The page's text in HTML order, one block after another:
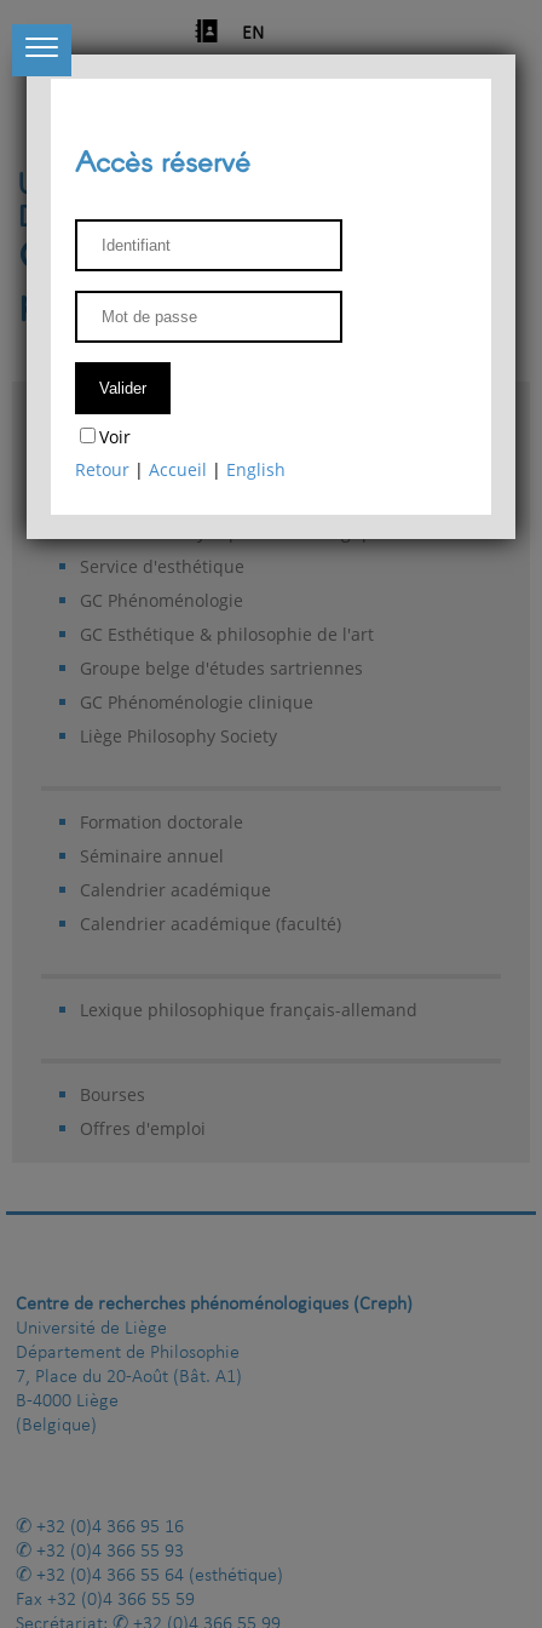
EN
Université de Liège
Département de philosophie
Centre de recherches
phénoménologiques
Accès & plans
Bibliothèque du Département de philosophie
Service d'esthétique
GC Phénoménologie
GC Esthétique & philosophie de l'art
Groupe belge d'études sartriennes
GC Phénoménologie clinique
Liège Philosophy Society
Formation doctorale
Séminaire annuel
Calendrier académique
Calendrier académique (faculté)
Lexique philosophique français-allemand
Bourses
Offres d'emploi
Accès réservé
Voir
Retour |Accueil | English
Centre de recherches phénoménologiques (Creph)
Université de Liège
Département de Philosophie
7, Place du 20-Août (Bât. A1)
B-4000 Liège
(Belgique)
+32 (0)4 366 95 16
+32 (0)4 366 55 93
+32 (0)4 366 55 64 (esthétique)
Fax +32 (0)4 366 55 59